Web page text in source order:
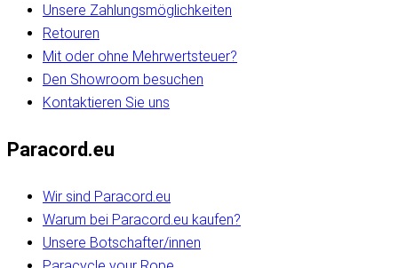
Unsere Zahlungsmöglichkeiten
Retouren
Mit oder ohne Mehrwertsteuer?
Den Showroom besuchen
Kontaktieren Sie uns
Paracord.eu
Wir sind Paracord.eu
Warum bei Paracord.eu kaufen?
Unsere Botschafter/innen